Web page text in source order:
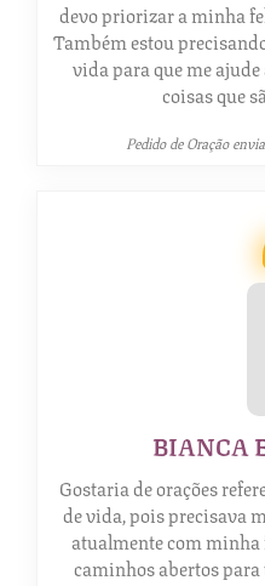
devo priorizar a minha
Também estou
vida para que me
coisas que
Pedido de Oração
BIANCA
Gostaria de orações
de vida, pois precisava
atualmente com
caminhos abertos para